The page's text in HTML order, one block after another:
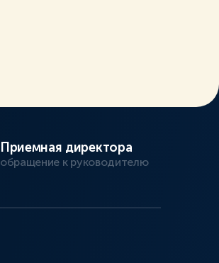
Приемная директора
обращение к руководителю